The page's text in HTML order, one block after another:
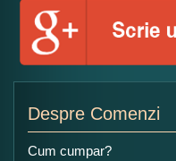
Numele
Despre Comenzi
Cum cumpar?